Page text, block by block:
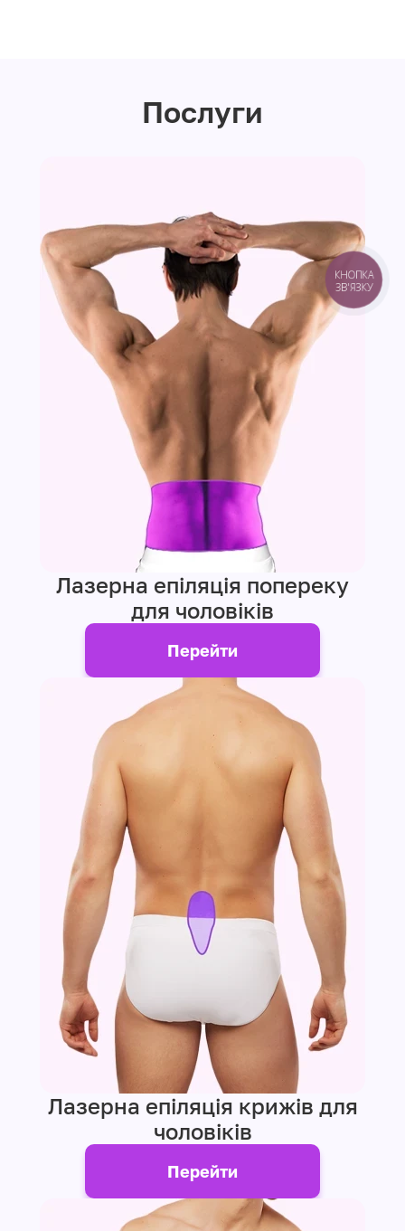
Послуги
Лазерна епіляція попереку
для чоловіків
Перейти
Лазерна епіляція крижів для
чоловіків
Перейти
КНОПКА
ЗВ'ЯЗКУ